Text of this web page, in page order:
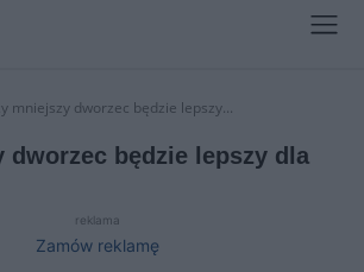
mniejszy dworzec będzie lepszy...
dworzec będzie lepszy dla
reklama
Zamów reklamę